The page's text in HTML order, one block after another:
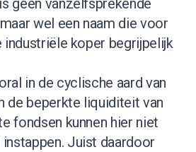
wel een naam die voor
industriële koper begrijpelijk
in de cyclische aard van
de beperkte liquiditeit van
fondsen kunnen hier niet
Juist daardoor